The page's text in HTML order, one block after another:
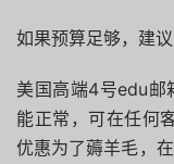
如果预算足够，建议
美国高端4号edu邮
能正常，可在任何
优惠为了薅羊毛，